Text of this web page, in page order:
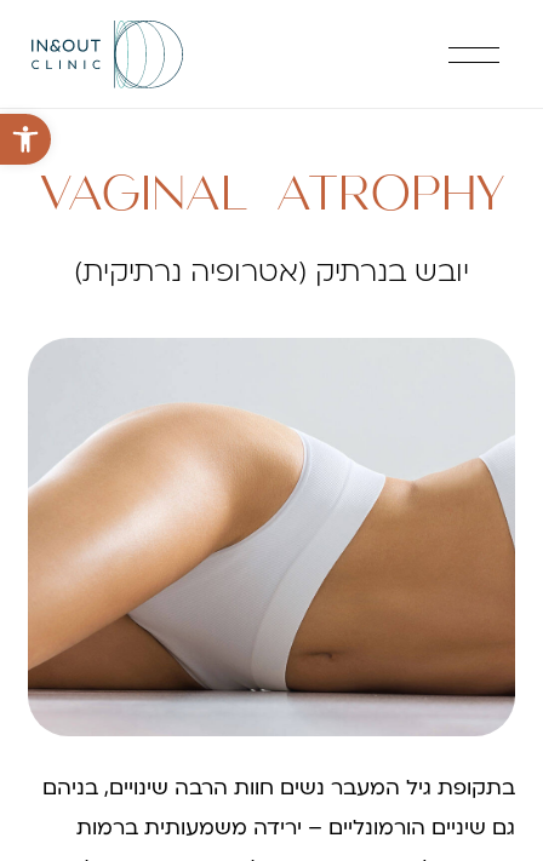
פתח
VAGINAL ATROPHY
יובש בנרתיק (אטרופיה נרתיקית)
בתקופת גיל המעבר נשים חוות הרבה שינויים, בניהם
גם שיניים הורמונליים – ירידה משמעותית ברמות